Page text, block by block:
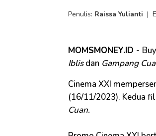
Penulis: Raissa Yulianti |
MOMSMONEY.ID -
Iblisdan Gampang
Cinema XXI
(16/11/2023). Kedua
Cuan.